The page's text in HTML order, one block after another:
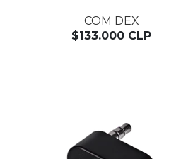
COM DEX
$133.000 CLP